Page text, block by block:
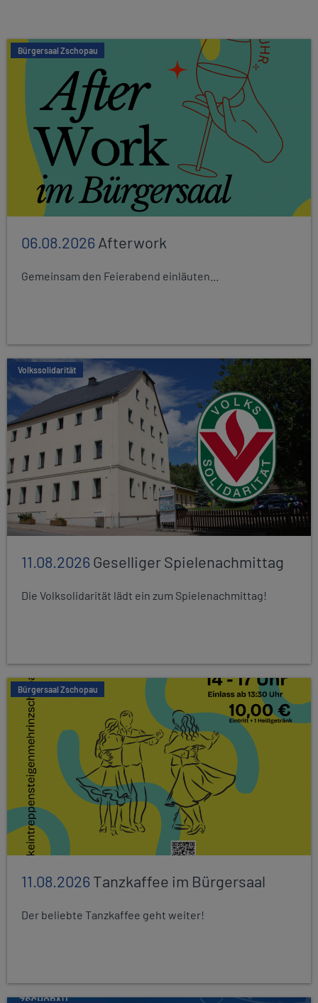
Bürgersaal Zschopau
06.08.2026Afterwork
Gemeinsam den Feierabend einläuten...
Volkssolidarität
11.08.2026Geselliger Spielenachmittag
Die Volksolidarität lädt ein zum Spielenachmittag!
Bürgersaal Zschopau
11.08.2026Tanzkaffee im Bürgersaal
Der beliebte Tanzkaffee geht weiter!